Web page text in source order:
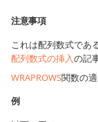
注意事項
これは配列数式であ
配列数式の挿入の記
WRAPROWS関数の適
例